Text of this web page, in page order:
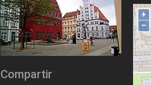
Compartir
+
–